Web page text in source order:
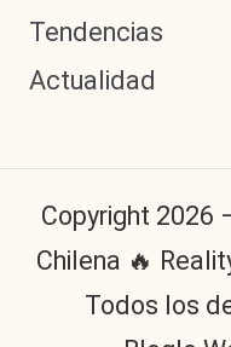
Tendencias
Actualidad
Copyright 2026
Chilena 🔥
Todos los